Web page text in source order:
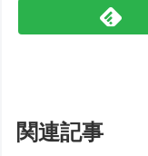
関連記事